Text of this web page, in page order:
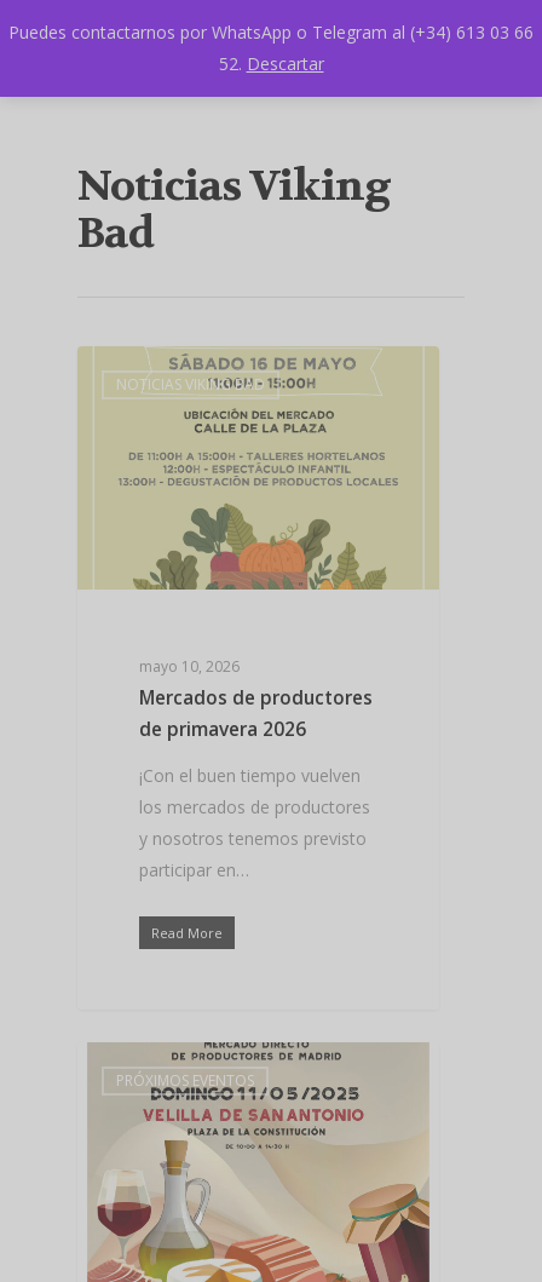
Noticias Viking
Bad
NOTICIAS VIKING BAD
mayo 10, 2026
Mercados de productores
de primavera 2026
¡Con el buen tiempo vuelven
los mercados de productores
y nosotros tenemos previsto
participar en…
Read More
PRÓXIMOS EVENTOS
Puedes contactarnos por WhatsApp o Telegram al (+34) 613 03 66
52. Descartar